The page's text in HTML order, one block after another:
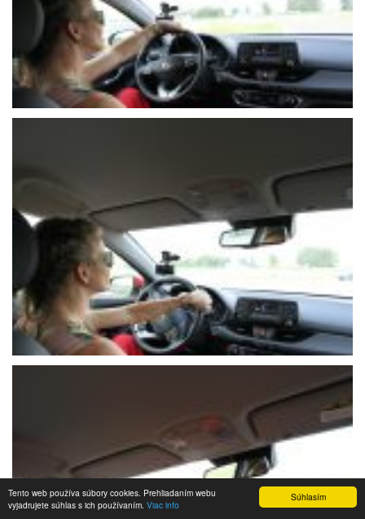
Súhlasím
Tento web používa súbory cookies. Prehliadaním webu
vyjadrujete súhlas s ich používaním. Viac info